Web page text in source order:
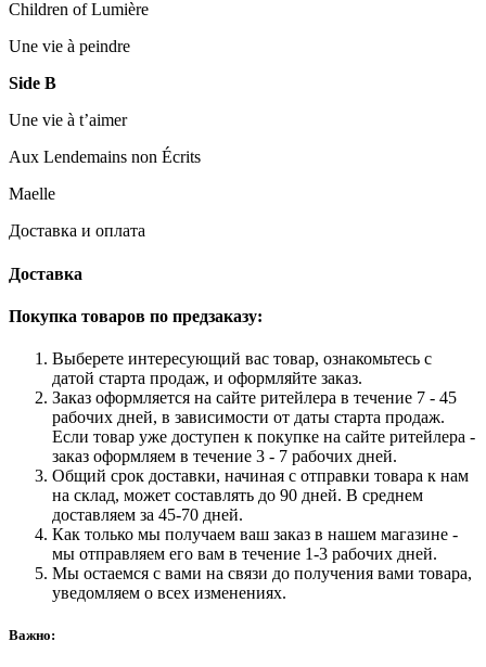
Children of Lumière
Une vie à peindre
Side B
Une vie à t’aimer
Aux Lendemains non Écrits
Maelle
Доставка и оплата
Доставка
Покупка товаров по предзаказу:
Выберете интересующий вас товар, ознакомьтесь с
датой старта продаж, и оформляйте заказ.
Заказ оформляется на сайте ритейлера в течение 7 - 45
рабочих дней, в зависимости от даты старта продаж.
Если товар уже доступен к покупке на сайте ритейлера -
заказ оформляем в течение 3 - 7 рабочих дней.
Общий срок доставки, начиная с отправки товара к нам
на склад, может составлять до 90 дней. В среднем
доставляем за 45-70 дней.
Как только мы получаем ваш заказ в нашем магазине -
мы отправляем его вам в течение 1-3 рабочих дней.
Мы остаемся с вами на связи до получения вами товара,
уведомляем о всех изменениях.
Важно: